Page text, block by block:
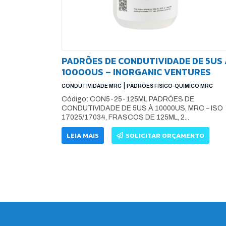
PADRÕES DE CONDUTIVIDADE DE 5US
10000US – INORGANIC VENTURES
CONDUTIVIDADE MRC PADRÕES FÍSICO-QUÍMICO MRC
Código: CON5-25-125ML PADRÕES DE
CONDUTIVIDADE DE 5US À 10000US, MRC – ISO
17025/17034, FRASCOS DE 125ML, 2...
LEIA MAIS SOLICITAR ORÇAMENTO